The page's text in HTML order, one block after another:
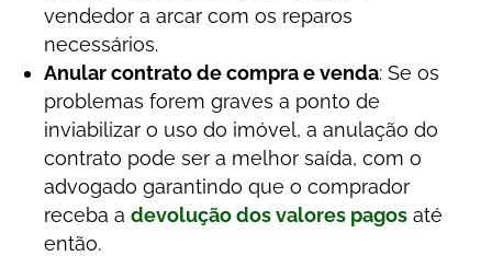
vendedor a arcar com os reparos
necessários.
Anular contrato de compra e venda: Se os
problemas forem graves a ponto de
inviabilizar o uso do imóvel, a anulação do
contrato pode ser a melhor saída, com o
advogado garantindo que o comprador
receba adevolução dos valores pagos até
então.